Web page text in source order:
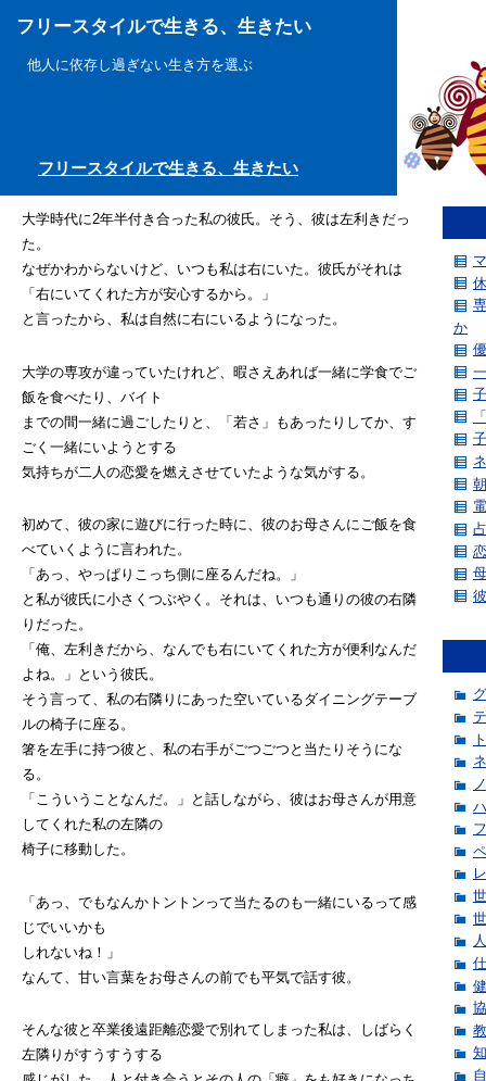
フリースタイルで生きる、生きたい
他人に依存し過ぎない生き方を選ぶ
フリースタイルで生きる、生きたい
大学時代に2年半付き合った私の彼氏。そう、彼は左利きだっ
た。
なぜかわからないけど、いつも私は右にいた。彼氏がそれは
「右にいてくれた方が安心するから。」
と言ったから、私は自然に右にいるようになった。
大学の専攻が違っていたけれど、暇さえあれば一緒に学食でご
飯を食べたり、バイト
までの間一緒に過ごしたりと、「若さ」もあったりしてか、す
ごく一緒にいようとする
気持ちが二人の恋愛を燃えさせていたような気がする。
初めて、彼の家に遊びに行った時に、彼のお母さんにご飯を食
べていくように言われた。
「あっ、やっぱりこっち側に座るんだね。」
と私が彼氏に小さくつぶやく。それは、いつも通りの彼の右隣
りだった。
「俺、左利きだから、なんでも右にいてくれた方が便利なんだ
よね。」という彼氏。
そう言って、私の右隣りにあった空いているダイニングテーブ
ルの椅子に座る。
箸を左手に持つ彼と、私の右手がごつごつと当たりそうにな
る。
「こういうことなんだ。」と話しながら、彼はお母さんが用意
してくれた私の左隣の
椅子に移動した。
「あっ、でもなんかトントンって当たるのも一緒にいるって感
じでいいかも
しれないね！」
なんて、甘い言葉をお母さんの前でも平気で話す彼。
そんな彼と卒業後遠距離恋愛で別れてしまった私は、しばらく
左隣りがすうすうする
か